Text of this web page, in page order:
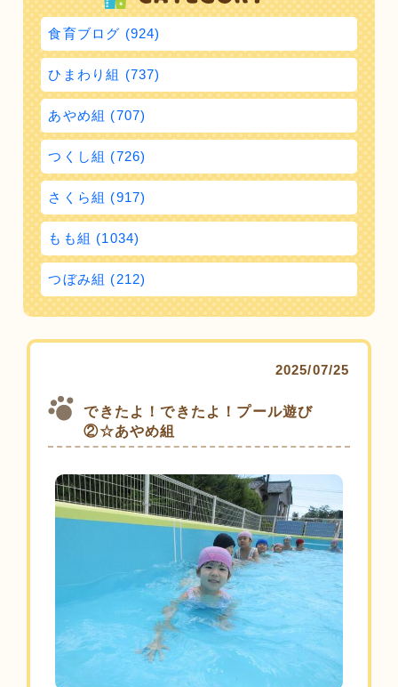
食育ブログ (924)
ひまわり組 (737)
あやめ組 (707)
つくし組 (726)
さくら組 (917)
もも組 (1034)
つぼみ組 (212)
2025/07/25
できたよ！できたよ！プール遊び
②☆あやめ組